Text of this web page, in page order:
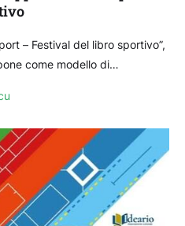
– Festival del libro sportivo”,
come modello di